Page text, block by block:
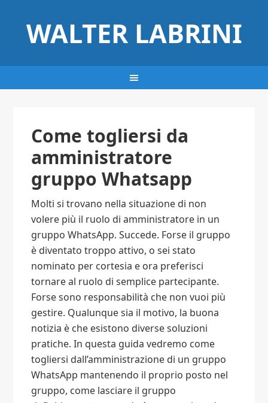
WALTER LABRINI
Come togliersi da
amministratore
gruppo Whatsapp​
Molti si trovano nella situazione di non
volere più il ruolo di amministratore in un
gruppo WhatsApp. Succede. Forse il gruppo
è diventato troppo attivo, o sei stato
nominato per cortesia e ora preferisci
tornare al ruolo di semplice partecipante.
Forse sono responsabilità che non vuoi più
gestire. Qualunque sia il motivo, la buona
notizia è che esistono diverse soluzioni
pratiche. In questa guida vedremo come
togliersi dall’amministrazione di un gruppo
WhatsApp mantenendo il proprio posto nel
gruppo, come lasciare il gruppo